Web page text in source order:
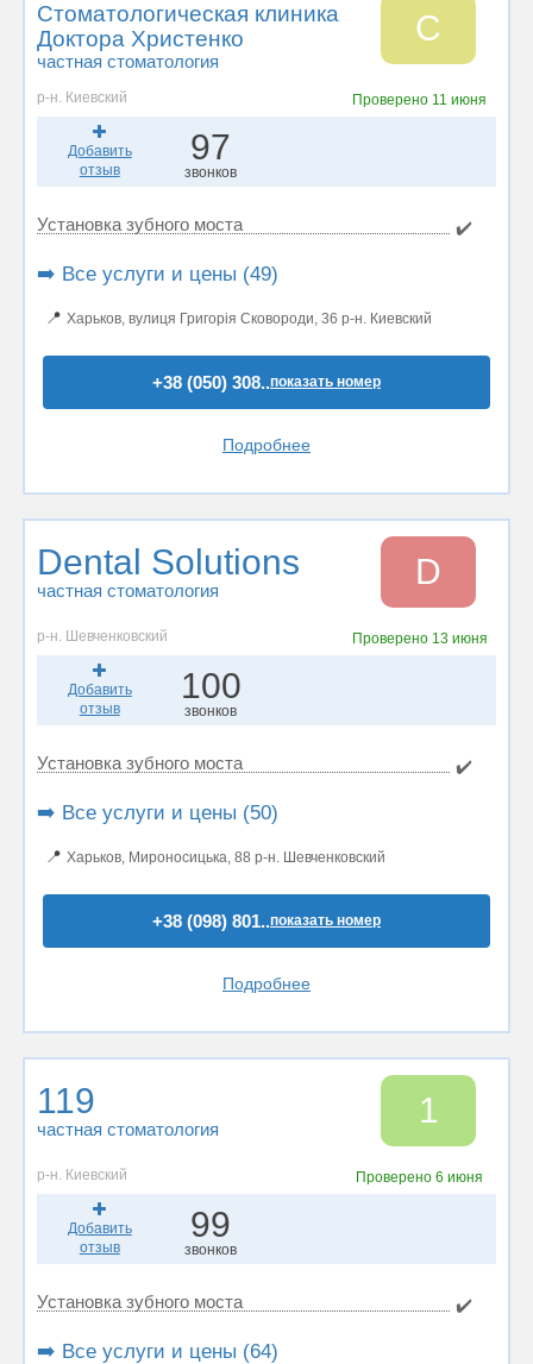
Стоматологическая клиника
Доктора Христенко
частная стоматология
С
р-н. Киевский Проверено 11 июня
Добавить
отзыв
97
звонков
Установка зубного моста ✔️
➡️ Все услуги и цены (49)
📍 Харьков, вулиця Григорія Сковороди, 36 р-н. Киевский
+38 (050) 308..показать номер
Подробнее
Dental Solutions
частная стоматология D
р-н. Шевченковский Проверено 13 июня
Добавить
отзыв
100
звонков
Установка зубного моста ✔️
➡️ Все услуги и цены (50)
📍 Харьков, Мироносицька, 88 р-н. Шевченковский
+38 (098) 801..показать номер
Подробнее
119
частная стоматология 1
р-н. Киевский Проверено6 июня
Добавить
отзыв
99
звонков
Установка зубного моста ✔️
➡️ Все услуги и цены (64)